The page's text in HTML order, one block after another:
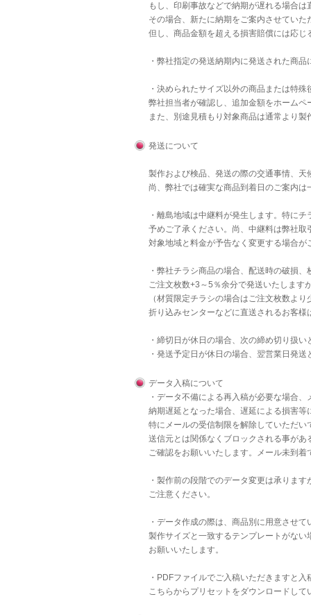
もし、印刷事故などで納期が遅れる場合
その場合、新たに納期をご案内させてい
但し、商品金額を超える損害賠償には応
・弊社指定の発送納期内に発送された商
・決められたサイズ以外の商品または特
弊社担当者が確認し、追加金額をホーム
また、別途見積もり対象商品は通常より
発送について
製作および検品、発送の際の交通事情、
尚、弊社では確実な商品到着日のご案内
・離島地域は中継料が発生します。特に
予めご了承ください。尚、中継料は弊社
対象地域と料金が予告なく変更する場合が
・弊社チラシ商品の場合、配送時の破損
ご注文枚数+3～5％余分で発送いたします
（材質限定チラシの場合はご注文枚数よ
折り込みセンターなどに直送されるお客
・締切日が休日の場合、次の締め切り扱
・発送予定日が休日の場合、翌営業日発
データ入稿について
・データ不備による再入稿が必要な場合
納期遅延となった場合、遅延による損害
特にメールの受信制限を解除していただ
送信元とは関係なくブロックされる事が
ご確認をお願いいたします。メール未到
・製作前の段階でのデータ変更は承りま
ご注意ください。
・データ作成の際は、商品別に用意させ
製作サイズと一致するテンプレートがない
お願いいたします。
・PDFファイルでご入稿いただきますと
こちらからプリセットをダウンロードし